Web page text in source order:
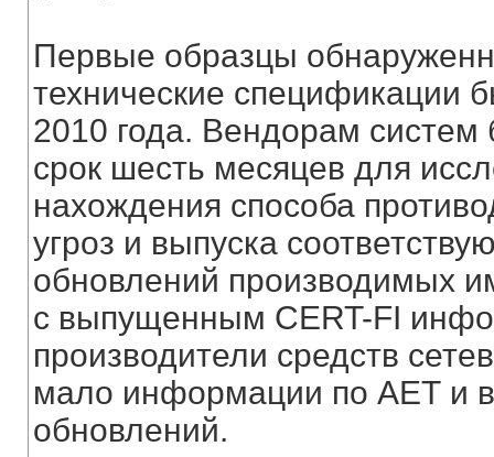
Первые образцы
технические спецификации
2010 года. Вендорам систем
срок шесть месяцев для
нахождения способа
угроз и выпуска
обновлений производимых
с выпущенным CERT-FI
производители средств
мало информации по АЕТ и
обновлений.